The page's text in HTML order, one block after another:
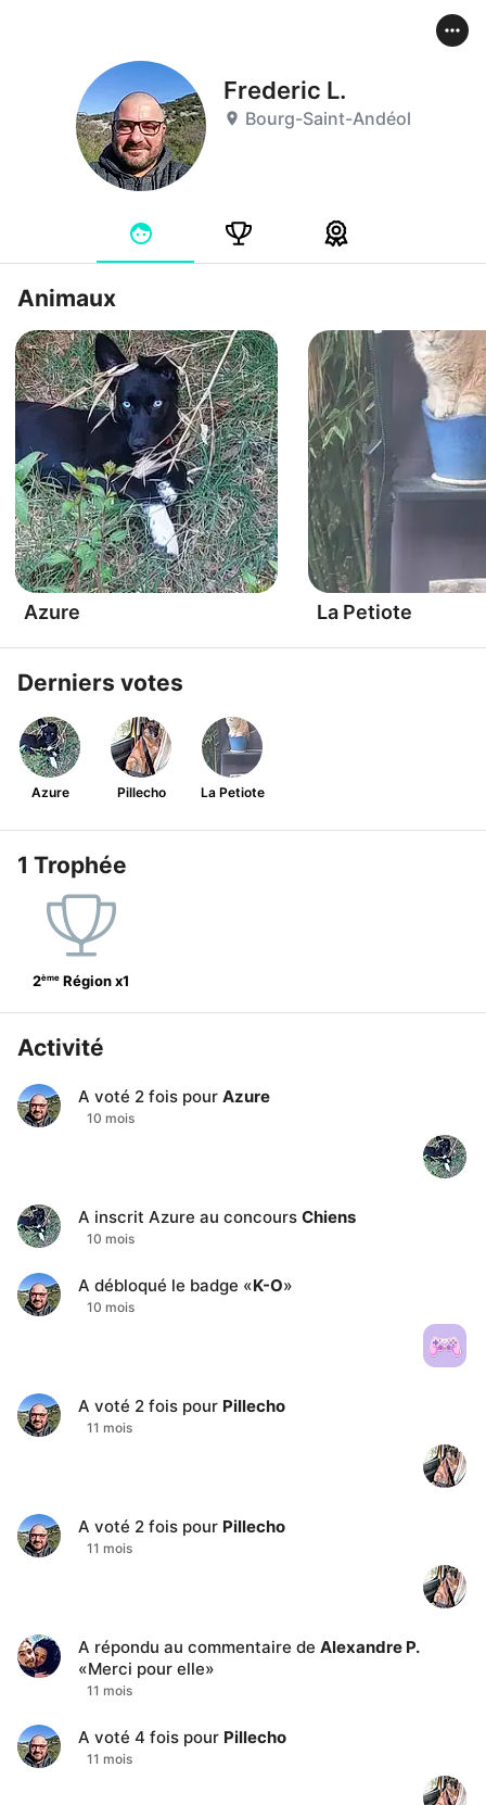
Frederic L.
Bourg-Saint-Andéol
Animaux
Azure La Petiote
Derniers votes
Azure Pillecho La Petiote
1 Trophée
2ème Régionx1
Activité
A voté 2 fois pour Azure
10 mois
A inscrit Azure au concours Chiens
10 mois
A débloqué le badge «K-O»
10 mois
A voté 2 fois pour Pillecho
11 mois
A voté 2 fois pour Pillecho
11 mois
A répondu au commentaire de Alexandre P.
«Merci pour elle»
11 mois
A voté 4 fois pour Pillecho
11 mois